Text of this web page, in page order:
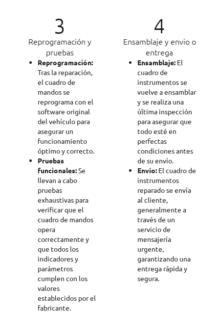
3
Reprogramación y
pruebas
Reprogramación:
Tras la reparación,
el cuadro de
mandos se
reprograma con el
software original
del vehículo para
asegurar un
funcionamiento
óptimo y correcto.
Pruebas
funcionales:Se
llevan a cabo
pruebas
exhaustivas para
verificar que el
cuadro de mandos
opera
correctamente y
que todos los
indicadores y
parámetros
cumplen con los
valores
establecidos por el
fabricante.
4
Ensamblaje y envio o
entrega
Ensamblaje: El
cuadro de
instrumentos se
vuelve a ensamblar
y se realiza una
última inspección
para asegurar que
todo esté en
perfectas
condiciones antes
de su envío.
Envío: El cuadro de
instrumentos
reparado se envía
al cliente,
generalmente a
través de un
servicio de
mensajería
urgente,
garantizando una
entrega rápida y
segura.